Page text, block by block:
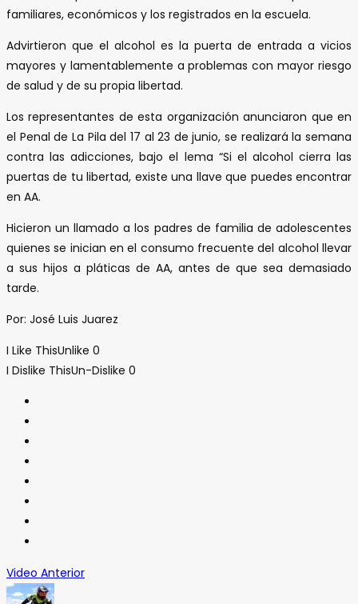
familiares, económicos y los registrados en la escuela.
Advirtieron que el alcohol es la puerta de entrada a vicios
mayores y lamentablemente a problemas con mayor riesgo
de salud y de su propia libertad.
Los representantes de esta organización anunciaron que en
el Penal de La Pila del 17 al 23 de junio, se realizará la semana
contra las adicciones, bajo el lema “Si el alcohol cierra las
puertas de tu libertad, existe una llave que puedes encontrar
en AA.
Hicieron un llamado a los padres de familia de adolescentes
quienes se inician en el consumo frecuente del alcohol llevar
a sus hijos a pláticas de AA, antes de que sea demasiado
tarde.
Por: José Luis Juarez
I Like ThisUnlike 0
I Dislike ThisUn-Dislike 0
Video Anterior